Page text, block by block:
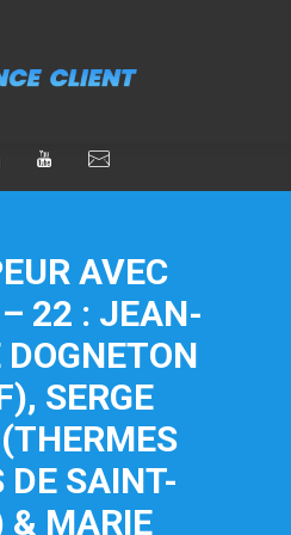
AVEC
22 : JEAN-
SERGE
DE SAINT-
& MARIE